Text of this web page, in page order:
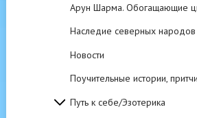
Арун Шарма. Обогащающие
Наследие северных народов
Новости
Поучительные истории,
Путь к себе/Эзотерика